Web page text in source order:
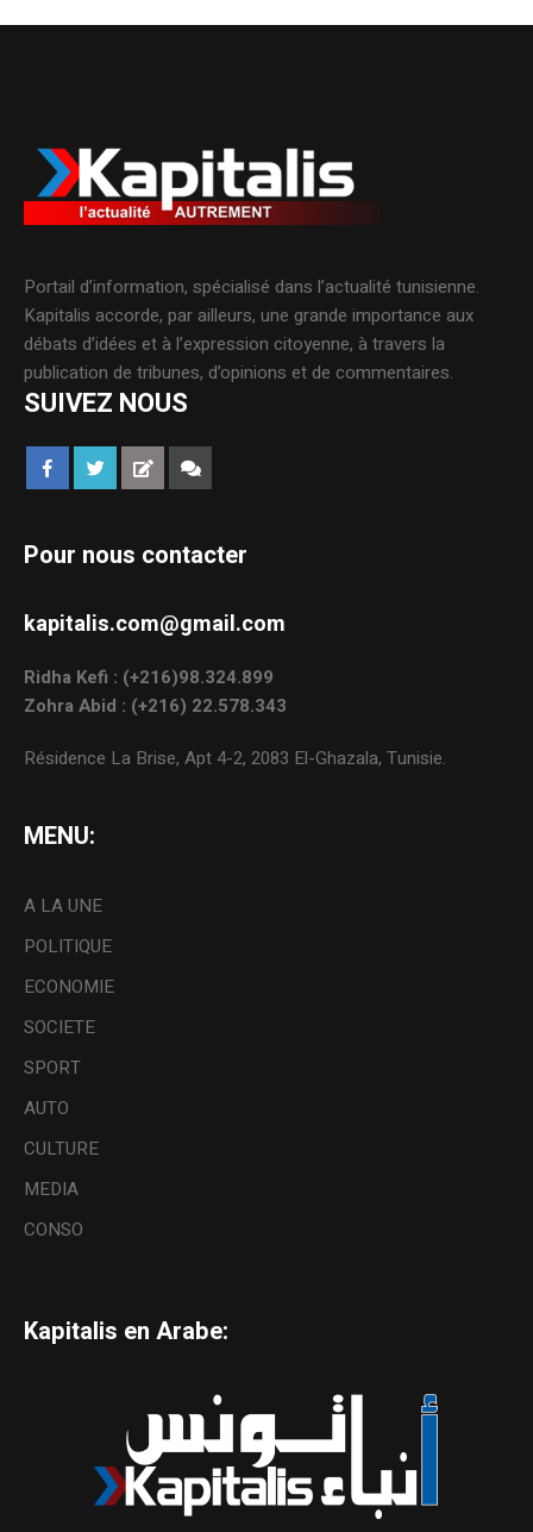
Portail d’information, spécialisé dans l’actualité tunisienne.
Kapitalis accorde, par ailleurs, une grande importance aux
débats d’idées et à l’expression citoyenne, à travers la
publication de tribunes, d’opinions et de commentaires.
SUIVEZ NOUS
Pour nous contacter
kapitalis.com@gmail.com
Ridha Kefi : (+216)98.324.899
Zohra Abid : (+216) 22.578.343
Résidence La Brise, Apt 4-2, 2083 El-Ghazala, Tunisie.
MENU:
A LA UNE
POLITIQUE
ECONOMIE
SOCIETE
SPORT
AUTO
CULTURE
MEDIA
CONSO
Kapitalis en Arabe: